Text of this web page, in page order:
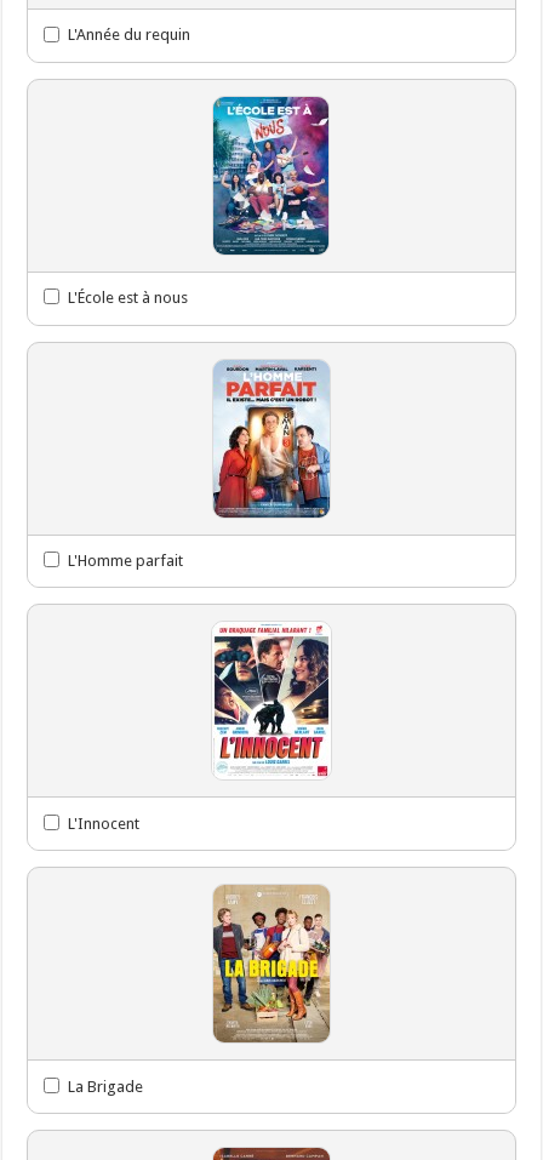
L'Année du requin
L'École est à nous
L'Homme parfait
L'Innocent
La Brigade